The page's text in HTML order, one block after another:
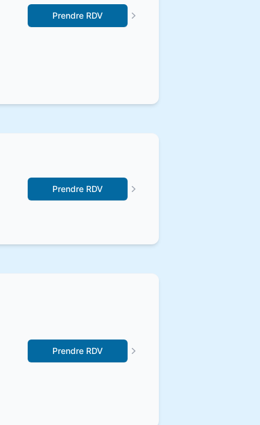
Prendre RDV
Prendre RDV
Prendre RDV